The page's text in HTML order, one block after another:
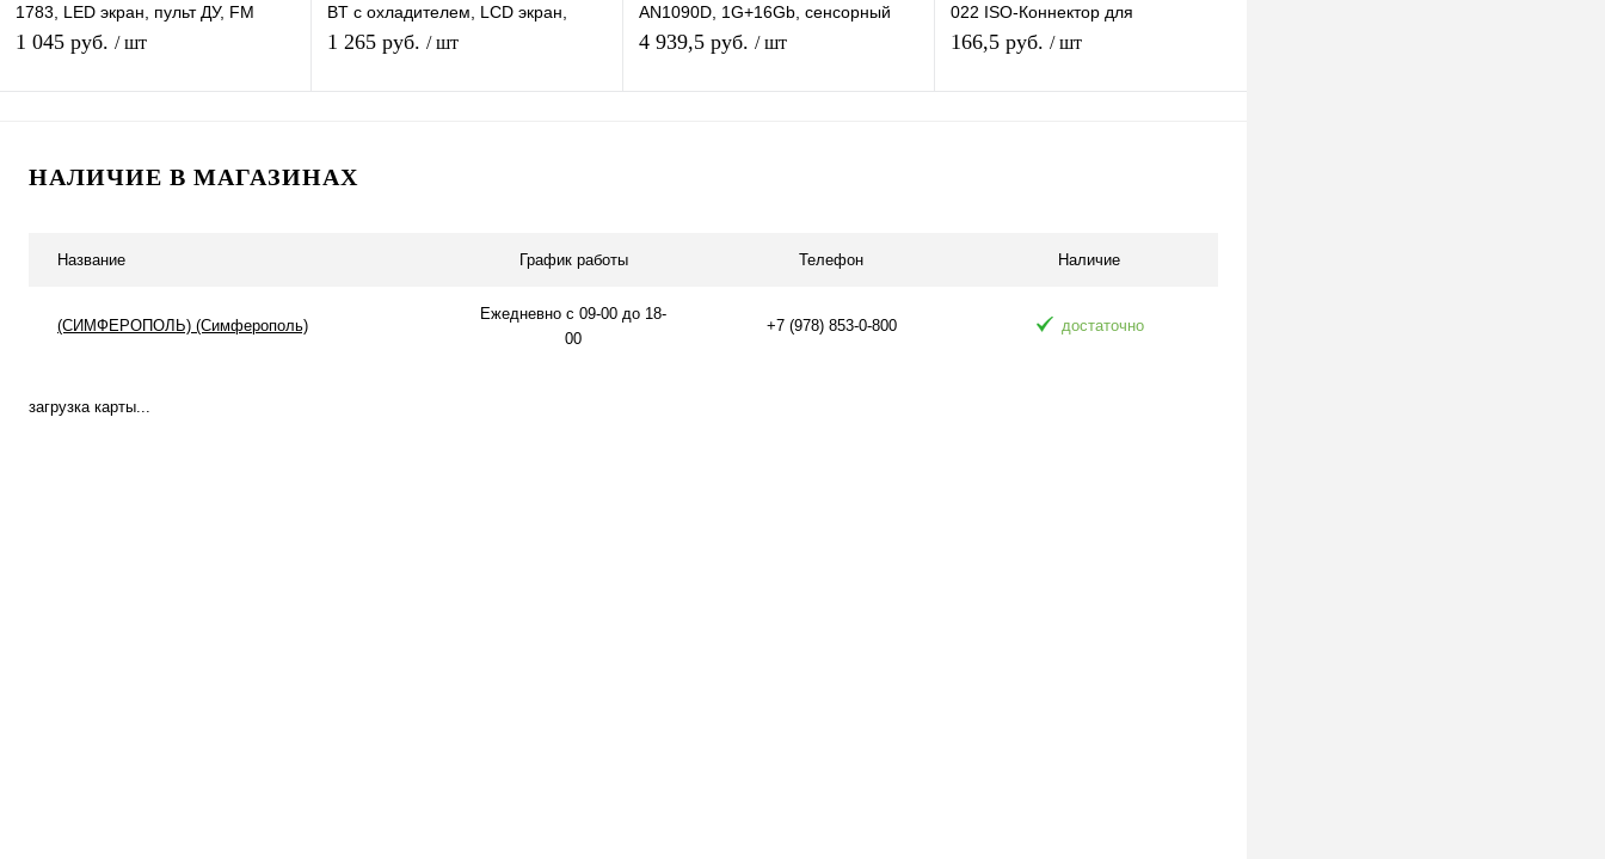
1783, LED экран, пульт ДУ, FM
радио, AUX, USB разъем, APS,
1 045 руб. / шт
BT с охладителем, LCD экран,
Bluetooth, пульт ДУ, FM, AUX, USB
1 265 руб. / шт
AN1090D, 1G+16Gb, сенсорный
экран 10", Android 9.1, T3L, IPS
4 939,5 руб. / шт
022 ISO-Коннектор для
автомагнитол Panasonic 16pin CQ-
166,5 руб. / шт
НАЛИЧИЕ В МАГАЗИНАХ
Название График работы Телефон Наличие
(СИМФЕРОПОЛЬ) (Симферополь)
Ежедневно с 09-00 до 18-
00
+7 (978) 853-0-800 достаточно
загрузка карты...